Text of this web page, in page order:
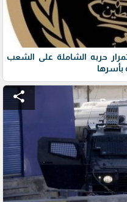
حربه الشاملة على الشعب
share